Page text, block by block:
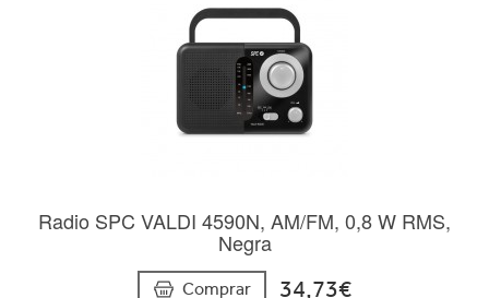
Radio SPC VALDI 4590N, AM/FM, 0,8 W RMS,
Negra
Comprar 34,73€